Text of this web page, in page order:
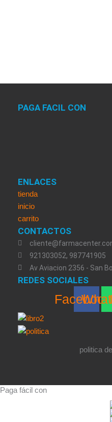
PAGA FACIL CON
ENLACES
tienda
inicio
carrito
CONTACTOS
921303052, 987741905
Av Aviacion 2356 - San
REDES SOCIALES
Facebook
politica
Paga fácil con